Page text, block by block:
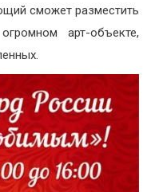
сможет разместить
арт-объекте,